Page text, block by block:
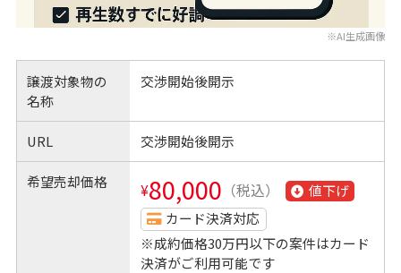
※AI生成画像
譲渡対象物の
名称
交渉開始後開示
URL 交渉開始後開示
希望売却価格 ¥80,000 （税込）
値下げ
カード決済対応
※成約価格30万円以下の案件はカード
決済がご利用可能です